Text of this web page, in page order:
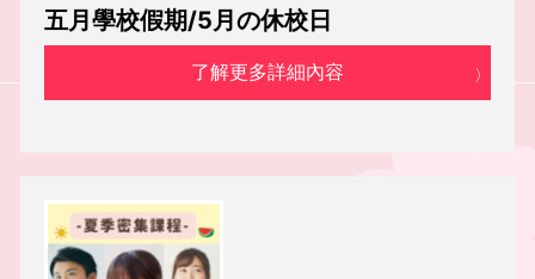
五月學校假期/5月の休校日
了解更多詳細內容